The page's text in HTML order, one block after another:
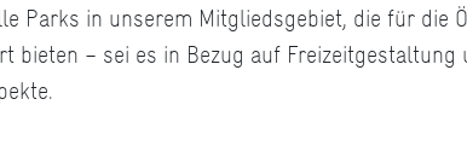
Parks in unserem Mitgliedsgebiet, die für
bieten – sei es in Bezug auf